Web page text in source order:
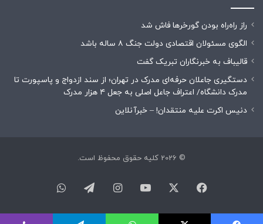
راز راه‌راه بودن گورخرها فاش شد
الگوی مسئولان اقتصادی دولت جنگ ۸ ساله باشد
قالیباف به خبرنگاران تبریک گفت
دستگیری جاعلان حرفه‌ای مدرک در تهران؛ از سند ازدواج و پاسپورت تا
مدرک دانشگاه/ اعتراف جاعل اصلی به جعل ۴ هزار مدرک
دنیس اکرت علیه منتقدان! – خبرآنلاین
© 2026 کلیه حقوق محفوظ است.
فیسبوک ایکس یوتیوب اینستاگرامتلگرام
آپ